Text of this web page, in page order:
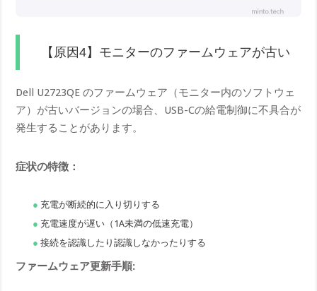
【原因4】モニターのファームウェアが古い
Dell U2723QE のファームウェア（モニター内のソフトウェ
ア）が古いバージョンの場合、USB-Cの給電制御に不具合が
発生することがあります。
症状の特徴：
充電が断続的に入り切りする
充電速度が遅い（1A未満の低速充電）
接続を認識したり認識しなかったりする
ファームウェア更新手順: